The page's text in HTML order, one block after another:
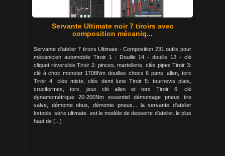
Servante Ultimate noir 7 tiroirs avec
composition mécaniq...
Servante d'atelier 7 tiroirs Ultimate - Composition 231 outils pour
mécanicien automobile Tiroir 1 : Douille 14 - douille 12 - clé
cliquet réversible Tiroir 2: pinces, martellerie, clés pipes Tiroir 3:
clé à choc monster 1708Nm douilles chocs 6 pans, allen, torx
Tiroir 4: clés mixte, clés demi lune Tiroir 5: tournevis plats,
cruciformes, torx, jeux clé allen et torx Tiroir 6: clé
dynamométrique 20-200Nm essentiel démontage pneus tire
valve, démonte obus, démonte pneus... la servante d'atelier
kstools. série ultimate. est le modèle de desserte d'atelier. le plus
haut de (...)